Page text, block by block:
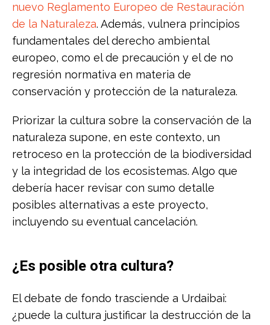
nuevo Reglamento Europeo de Restauración
de la Naturaleza. Además, vulnera principios
fundamentales del derecho ambiental
europeo, como el de precaución y el de no
regresión normativa en materia de
conservación y protección de la naturaleza.
Priorizar la cultura sobre la conservación de la
naturaleza supone, en este contexto, un
retroceso en la protección de la biodiversidad
y la integridad de los ecosistemas. Algo que
debería hacer revisar con sumo detalle
posibles alternativas a este proyecto,
incluyendo su eventual cancelación.
¿Es posible otra cultura?
El debate de fondo trasciende a Urdaibai:
¿puede la cultura justificar la destrucción de la